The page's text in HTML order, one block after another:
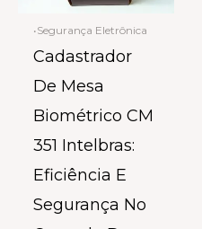
•Segurança Eletrônica
Cadastrador
De Mesa
Biométrico CM
351 Intelbras:
Eficiência E
Segurança No